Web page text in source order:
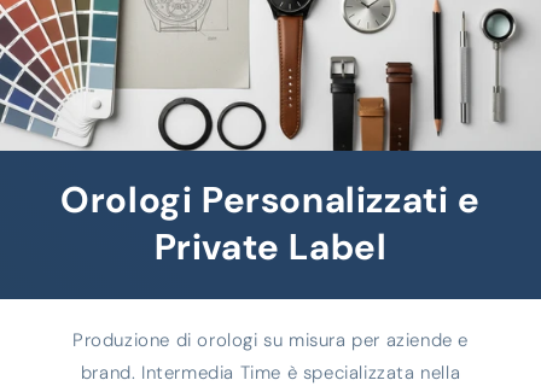
Orologi Personalizzati e
Private Label
Produzione di orologi su misura per aziende e
brand. Intermedia Time è specializzata nella